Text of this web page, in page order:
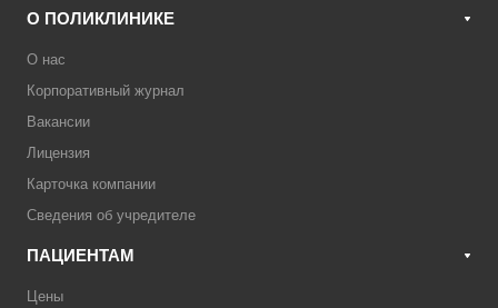
О ПОЛИКЛИНИКЕ
О нас
Корпоративный журнал
Вакансии
Лицензия
Карточка компании
Сведения об учредителе
ПАЦИЕНТАМ
Цены